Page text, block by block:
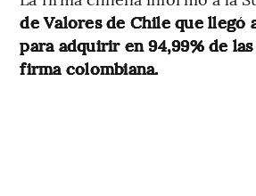
de Valores de Chile que llegó
para adquirir en 94,99% de
firma colombiana.